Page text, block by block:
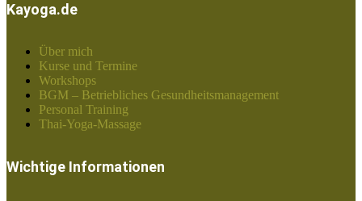
Kayoga.de
Über mich
Kurse und Termine
Workshops
BGM – Betriebliches Gesundheitsmanagement
Personal Training
Thai-Yoga-Massage
Wichtige Informationen